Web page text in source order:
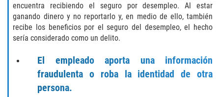
Audiencias de Detención
Audiencias de Disposición
Audiencias de Transferencia
encuentra recibiendo el seguro por desempleo. Al estar
ganando dinero y no reportarlo y, en medio de ello, también
recibe los beneficios por el seguro del desempleo, el hecho
sería considerado como un delito.
El empleado aporta una información
fraudulenta o roba la identidad de otra
persona.